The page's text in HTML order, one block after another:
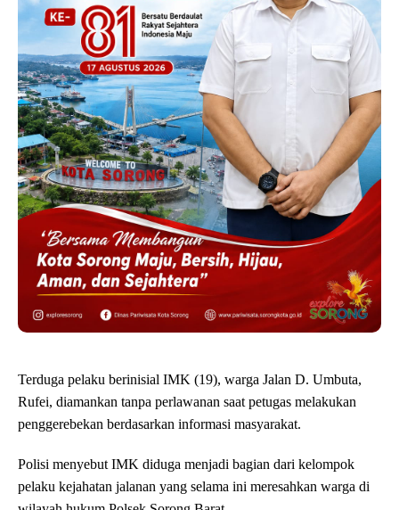
Terduga pelaku berinisial IMK (19), warga Jalan D. Umbuta,
Rufei, diamankan tanpa perlawanan saat petugas melakukan
penggerebekan berdasarkan informasi masyarakat.
Polisi menyebut IMK diduga menjadi bagian dari kelompok
pelaku kejahatan jalanan yang selama ini meresahkan warga di